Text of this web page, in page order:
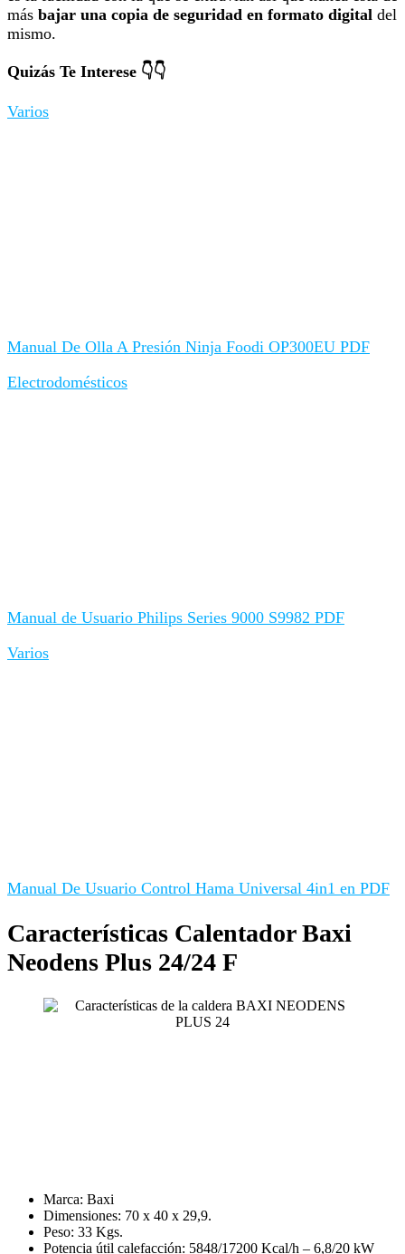
más bajar una copia de seguridad en formato digital del
mismo.
Quizás Te Interese 👇👇
Varios
Manual De Olla A Presión Ninja Foodi OP300EU PDF
Electrodomésticos
Manual de Usuario Philips Series 9000 S9982 PDF
Varios
Manual De Usuario Control Hama Universal 4in1 en PDF
Características Calentador Baxi
Neodens Plus 24/24 F
Marca: Baxi
Dimensiones: 70 x 40 x 29,9.
Peso: 33 Kgs.
Potencia útil calefacción: 5848/17200 Kcal/h – 6,8/20 kW